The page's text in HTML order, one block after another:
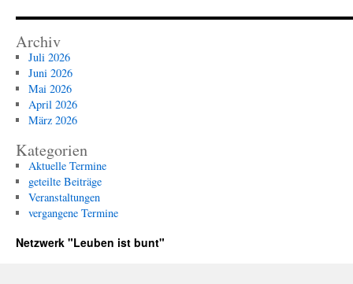
Archiv
Juli 2026
Juni 2026
Mai 2026
April 2026
März 2026
Kategorien
Aktuelle Termine
geteilte Beiträge
Veranstaltungen
vergangene Termine
Netzwerk "Leuben ist bunt"